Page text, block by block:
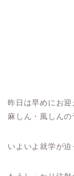
昨日は早めにお迎
麻しん・風しんの
いよいよ就学が迫